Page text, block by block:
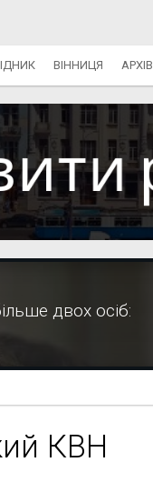
ВІННИЦЯ АРХІВ
двох осіб:
КВН